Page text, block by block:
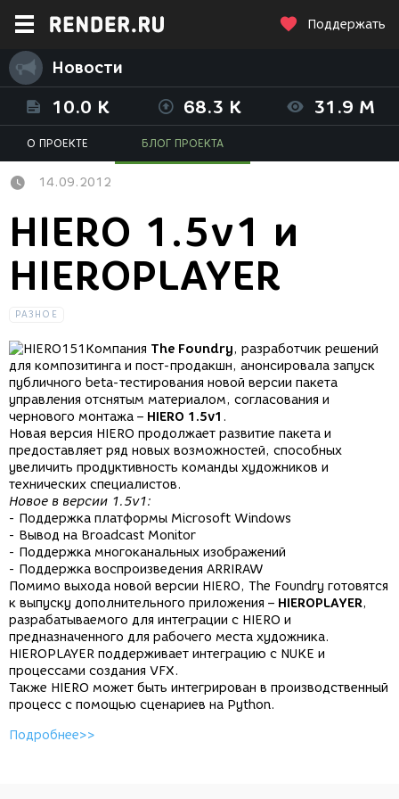
Поддержать
Новости
10.0 K 68.3 K 31.9 M
О ПРОЕКТЕ БЛОГ ПРОЕКТА
14.09.2012
HIERO 1.5v1 и
HIEROPLAYER
РАЗНОЕ
Компания The Foundry, разработчик решений
для композитинга и пост-продакшн, анонсировала запуск
публичного beta-тестирования новой версии пакета
управления отснятым материалом, согласования и
чернового монтажа – HIERO 1.5v1 .
Новая версия HIERO продолжает развитие пакета и
предоставляет ряд новых возможностей, способных
увеличить продуктивность команды художников и
технических специалистов.
Новое в версии 1.5v1:
- Поддержка платформы Microsoft Windows
- Вывод на Broadcast Monitor
- Поддержка многоканальных изображений
- Поддержка воспроизведения ARRIRAW
Помимо выхода новой версии HIERO, The Foundry готовятся
к выпуску дополнительного приложения – HIEROPLAYER,
разрабатываемого для интеграции с HIERO и
предназначенного для рабочего места художника.
HIEROPLAYER поддерживает интеграцию с NUKE и
процессами создания VFX.
Также HIERO может быть интегрирован в производственный
процесс с помощью сценариев на Python.
Подробнее>>